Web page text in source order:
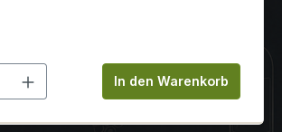
Anzahl: Gib denIn den Warenkorb